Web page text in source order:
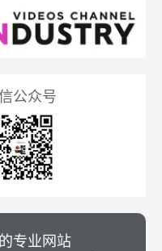
公众号
专业网站